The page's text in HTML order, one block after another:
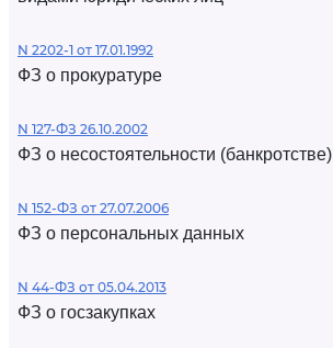
N 2202-1 от 17.01.1992
ФЗ о прокуратуре
N 127-ФЗ 26.10.2002
ФЗ о несостоятельности (банкротстве)
N 152-ФЗ от 27.07.2006
ФЗ о персональных данных
N 44-ФЗ от 05.04.2013
ФЗ о госзакупках